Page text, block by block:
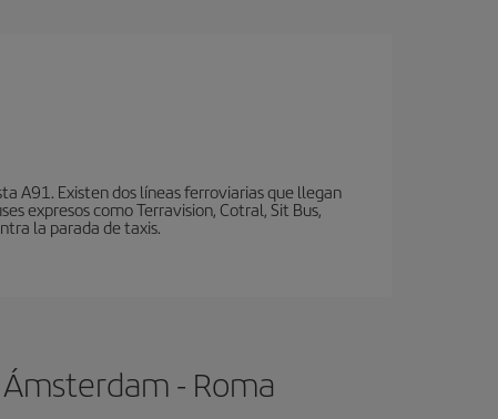
A91. Existen dos líneas ferroviarias que llegan
expresos como Terravision, Cotral, Sit Bus,
la parada de taxis.
- Roma